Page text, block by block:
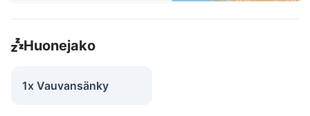
Huonejako
1x Vauvansänky